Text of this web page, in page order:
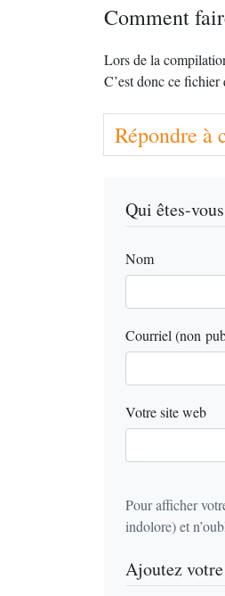
Comment
Lors de la
C’est donc ce
Répondre à
Qui êtes-
Nom
Courriel (non
Votre site web
Pour afficher
indolore) et
Ajoutez